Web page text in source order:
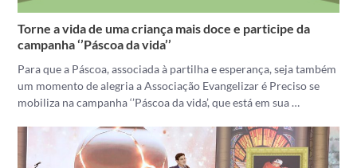
Torne a vida de uma criança mais doce e participe da
campanha ‘’Páscoa da vida’’
Para que a Páscoa, associada à partilha e esperança, seja também
um momento de alegria a Associação Evangelizar é Preciso se
mobiliza na campanha ‘’Páscoa da vida’, que está em sua …